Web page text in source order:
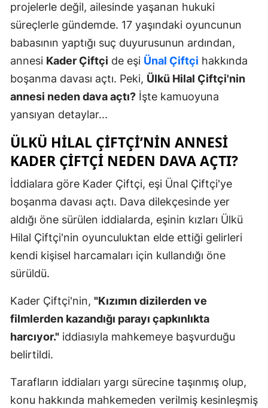
projelerle değil, ailesinde yaşanan hukuki
süreçlerle gündemde. 17 yaşındaki oyuncunun
babasının yaptığı suç duyurusunun ardından,
annesi Kader Çiftçi de eşi Ünal Çiftçi hakkında
boşanma davası açtı. Peki, Ülkü Hilal Çiftçi'nin
annesi neden dava açtı? İşte kamuoyuna
yansıyan detaylar...
ÜLKÜ HILAL ÇIFTÇI’NIN ANNESI
KADER ÇIFTÇI NEDEN DAVA AÇTI?
İddialara göre Kader Çiftçi, eşi Ünal Çiftçi'ye
boşanma davası açtı. Dava dilekçesinde yer
aldığı öne sürülen iddialarda, eşinin kızları Ülkü
Hilal Çiftçi'nin oyunculuktan elde ettiği gelirleri
kendi kişisel harcamaları için kullandığı öne
sürüldü.
Kader Çiftçi'nin, "Kızımın dizilerden ve
filmlerden kazandığı parayı çapkınlıkta
harcıyor." iddiasıyla mahkemeye başvurduğu
belirtildi.
Tarafların iddiaları yargı sürecine taşınmış olup,
konu hakkında mahkemeden verilmiş kesinleşmiş